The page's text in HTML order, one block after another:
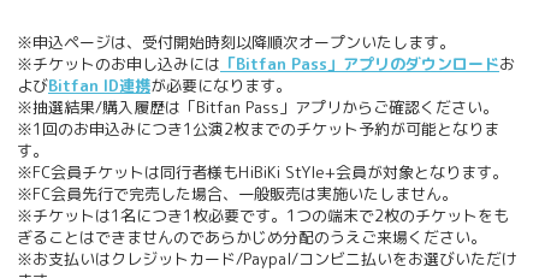
※申込ページは、受付開始時刻以降順次オープンいたします。
※チケットのお申し込みには 「Bitfan Pass」アプリのダウンロードお
よびBitfan ID連携が必要になります。
※抽選結果/購入履歴は「Bitfan Pass」アプリからご確認ください。
※1回のお申込みにつき1公演2枚までのチケット予約が可能となりま
す。
※FC会員チケットは同行者様もHiBiKi StYle+会員が対象となります。
※FC会員先行で完売した場合、一般販売は実施いたしません。
※チケットは1名につき1枚必要です。1つの端末で2枚のチケットをも
ぎることはできませんのであらかじめ分配のうえご来場ください。
※お支払いはクレジットカード/Paypal/コンビニ払いをお選びいただけ